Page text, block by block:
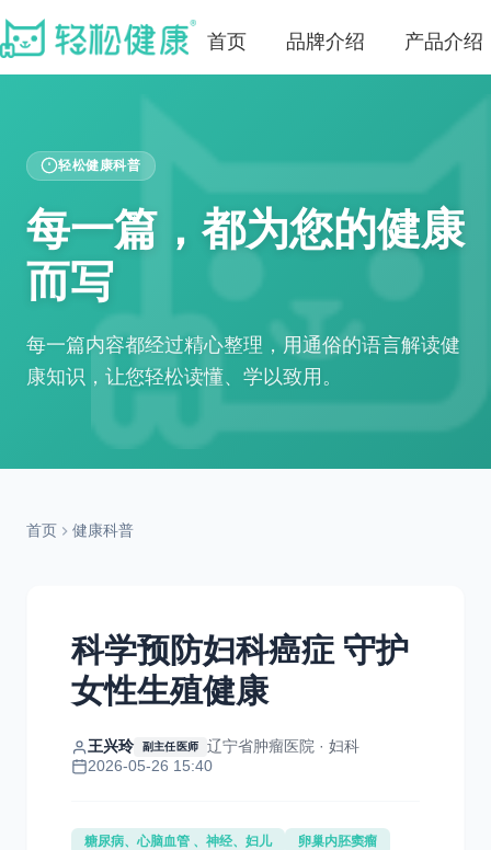
首页 品牌介绍 产品介绍
轻松健康科普
每一篇，都为您的健康
而写
每一篇内容都经过精心整理，用通俗的语言解读健
康知识，让您轻松读懂、学以致用。
首页 健康科普
科学预防妇科癌症 守护
女性生殖健康
王兴玲 副主任医师
辽宁省肿瘤医院 · 妇科
2026-05-26 15:40
糖尿病、心脑血管 、神经、妇儿
卵巢内胚窦瘤